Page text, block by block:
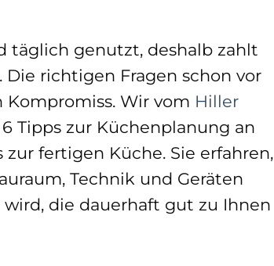
täglich genutzt, deshalb zahlt
richtigen Fragen schon vor
Wir vom Hiller
Tipps zur Küchenplanung an
fertigen Küche. Sie erfahren,
Technik und Geräten
die dauerhaft gut zu Ihnen